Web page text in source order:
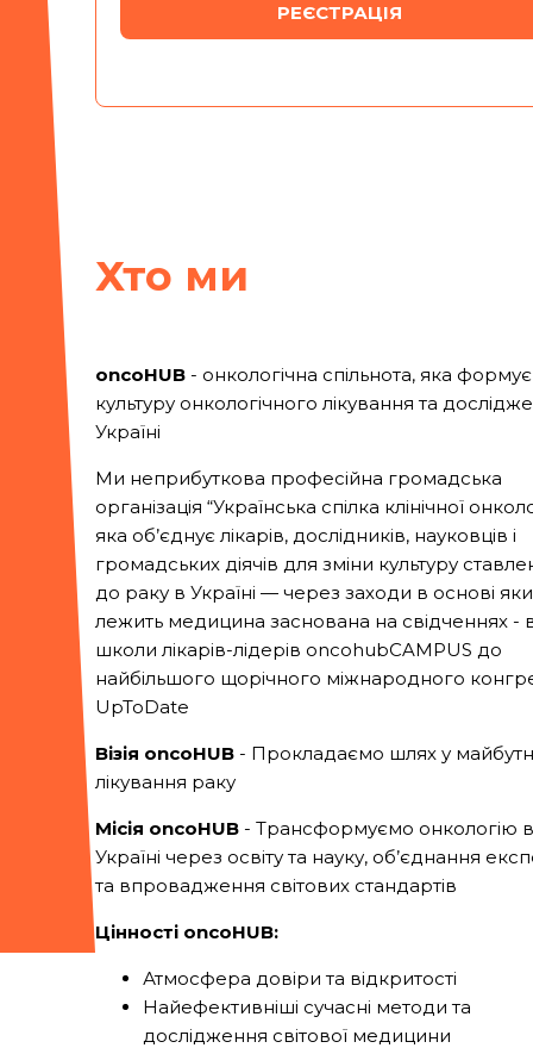
РЕЄСТРАЦІЯ
Хто ми
oncoHUB - онкологічна спільнота, яка
культуру онкологічного лікування та
Україні
Ми неприбуткова професійна громадська
організація “Українська спілка клінічної
яка об’єднує лікарів, дослідників, науковців і
громадських діячів для зміни культуру
до раку в Україні — через заходи в основі
лежить медицина заснована на свідченнях -
школи лікарів-лідерів oncohubCAMPUS до
найбільшого щорічного міжнародного
UpToDate
Візія oncoHUB - Прокладаємо шлях у
лікування раку
Місія oncoHUB - Трансформуємо онкологію в
Україні через освіту та науку, об’єднання
та впровадження світових стандартів
Цінності oncoHUB:
Атмосфера довіри та відкритості
Найефективніші сучасні методи та
дослідження світової медицини